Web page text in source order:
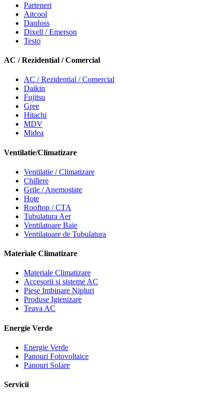
Parteneri
Aitcool
Danfoss
Dixell / Emerson
Testo
AC / Rezidential / Comercial
AC / Rezidential / Comercial
Daikin
Fujitsu
Gree
Hitachi
MDV
Midea
Ventilatie/Climatizare
Ventilatie / Climatizare
Chillere
Grile / Anemostate
Hote
Rooftop / CTA
Tubulatura Aer
Ventilatoare Baie
Ventilatoare de Tubulatura
Materiale Climatizare
Materiale Climatizare
Accesorii si sisteme AC
Piese Imbinare Nipluri
Produse Igienizare
Teava AC
Energie Verde
Energie Verde
Panouri Fotovoltaice
Panouri Solare
Servicii